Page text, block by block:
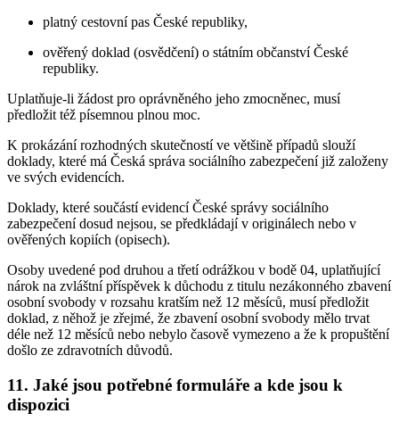
platný cestovní pas České republiky,
ověřený doklad (osvědčení) o státním občanství České
republiky.
Uplatňuje-li žádost pro oprávněného jeho zmocněnec, musí
předložit též písemnou plnou moc.
K prokázání rozhodných skutečností ve většině případů slouží
doklady, které má Česká správa sociálního zabezpečení již založeny
ve svých evidencích.
Doklady, které součástí evidencí České správy sociálního
zabezpečení dosud nejsou, se předkládají v originálech nebo v
ověřených kopiích (opisech).
Osoby uvedené pod druhou a třetí odrážkou v bodě 04, uplatňující
nárok na zvláštní příspěvek k důchodu z titulu nezákonného zbavení
osobní svobody v rozsahu kratším než 12 měsíců, musí předložit
doklad, z něhož je zřejmé, že zbavení osobní svobody mělo trvat
déle než 12 měsíců nebo nebylo časově vymezeno a že k propuštění
došlo ze zdravotních důvodů.
11. Jaké jsou potřebné formuláře a kde jsou k
dispozici